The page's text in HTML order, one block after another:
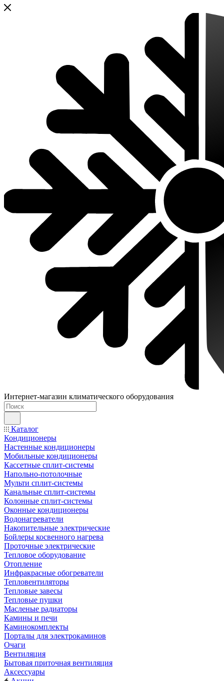
Интернет-магазин климатического оборудования
Каталог
Кондиционеры
Настенные кондиционеры
Мобильные кондиционеры
Кассетные сплит-системы
Напольно-потолочные
Мульти сплит-системы
Канальные сплит-системы
Колонные сплит-системы
Оконные кондиционеры
Водонагреватели
Накопительные электрические
Бойлеры косвенного нагрева
Проточные электрические
Тепловое оборудование
Отопление
Инфракрасные обогреватели
Тепловентиляторы
Тепловые завесы
Тепловые пушки
Масленые радиаторы
Камины и печи
Каминокомплекты
Порталы для электрокаминов
Очаги
Вентиляция
Бытовая приточная вентиляция
Аксессуары